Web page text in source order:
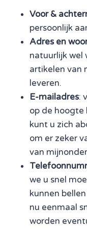
Voor &
persoonlijk
Adres en
natuurlijk wel
artikelen van
leveren.
E-mailadres:
op de hoogte
kunt u zich
om er zeker
van
we u snel
kunnen
nu eenmaal
worden